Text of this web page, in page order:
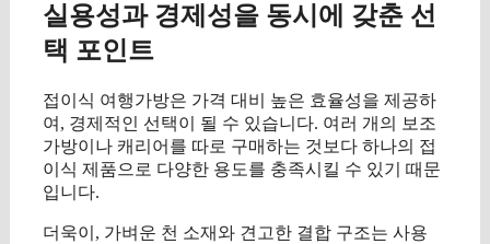
실용성과 경제성을 동시에 갖춘 선
택 포인트
접이식 여행가방은 가격 대비 높은 효율성을 제공하
여, 경제적인 선택이 될 수 있습니다. 여러 개의 보조
가방이나 캐리어를 따로 구매하는 것보다 하나의 접
이식 제품으로 다양한 용도를 충족시킬 수 있기 때문
입니다.
더욱이, 가벼운 천 소재와 견고한 결합 구조는 사용